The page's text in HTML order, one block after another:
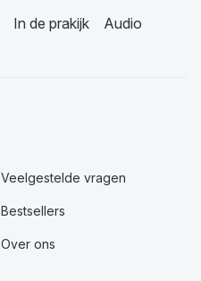
In de prakijk Audio
Veelgestelde vragen
Bestsellers
Over ons